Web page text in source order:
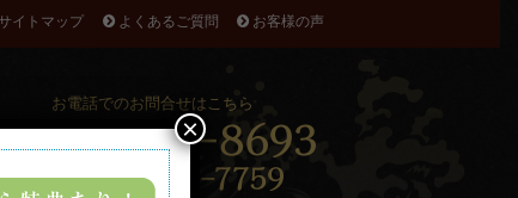
イトマップ よくあるご質問 お客様の声
お電話でのお問合せはこちら
×